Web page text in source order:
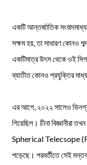
একটি আন্তর্জাতিক
সক্ষম হয়, তা সাধারণ কোনও
একটিমাত্র উৎস থেকে ওই
ব্যাতীত কোনও প্রযুক্তির
এর আগে, ২০২২ সালেও
গিয়েছিল। চীনা
Spherical Telecsope
পড়েছে। পরবর্তীতে সেই